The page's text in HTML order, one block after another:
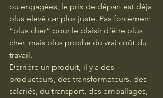
ou engagées, le prix de départ est déjà
plus élevé car plus juste. Pas forcément
“plus cher” pour le plaisir d’être plus
cher, mais plus proche du vrai coût du
travail.
Derrière un produit, il y a des
producteurs, des transformateurs, des
salariés, du transport, des emballages,